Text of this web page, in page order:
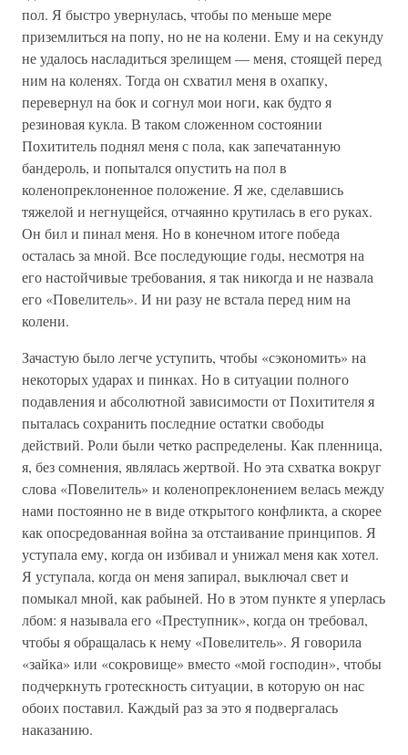
пол. Я быстро увернулась, чтобы по меньше мере
приземлиться на попу, но не на колени. Ему и на секунду
не удалось насладиться зрелищем — меня, стоящей перед
ним на коленях. Тогда он схватил меня в охапку,
перевернул на бок и согнул мои ноги, как будто я
резиновая кукла. В таком сложенном состоянии
Похититель поднял меня с пола, как запечатанную
бандероль, и попытался опустить на пол в
коленопреклоненное положение. Я же, сделавшись
тяжелой и негнущейся, отчаянно крутилась в его руках.
Он бил и пинал меня. Но в конечном итоге победа
осталась за мной. Все последующие годы, несмотря на
его настойчивые требования, я так никогда и не назвала
его «Повелитель». И ни разу не встала перед ним на
колени.
Зачастую было легче уступить, чтобы «сэкономить» на
некоторых ударах и пинках. Но в ситуации полного
подавления и абсолютной зависимости от Похитителя я
пыталась сохранить последние остатки свободы
действий. Роли были четко распределены. Как пленница,
я, без сомнения, являлась жертвой. Но эта схватка вокруг
слова «Повелитель» и коленопреклонением велась между
нами постоянно не в виде открытого конфликта, а скорее
как опосредованная война за отстаивание принципов. Я
уступала ему, когда он избивал и унижал меня как хотел.
Я уступала, когда он меня запирал, выключал свет и
помыкал мной, как рабыней. Но в этом пункте я уперлась
лбом: я называла его «Преступник», когда он требовал,
чтобы я обращалась к нему «Повелитель». Я говорила
«зайка» или «сокровище» вместо «мой господин», чтобы
подчеркнуть гротескность ситуации, в которую он нас
обоих поставил. Каждый раз за это я подвергалась
наказанию.